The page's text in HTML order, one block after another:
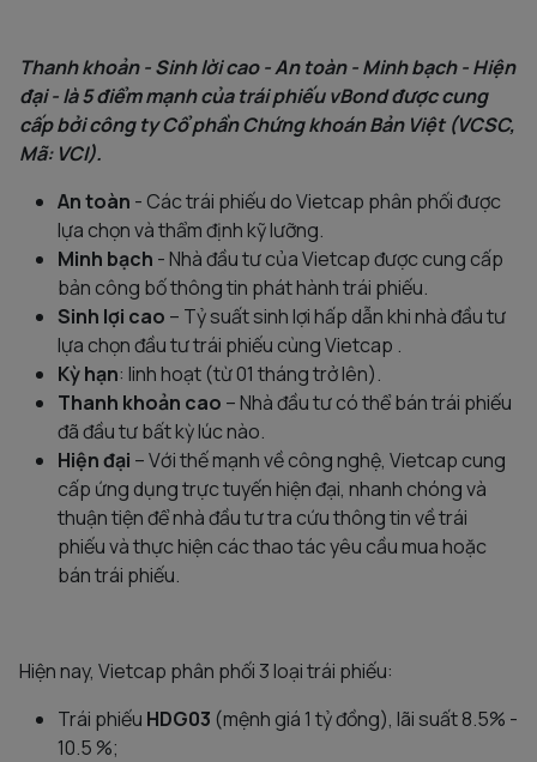
Thanh khoản - Sinh lời cao - An toàn - Minh bạch - Hiện
đại - là 5 điểm mạnh của trái phiếu vBond được cung
cấp bởi công ty Cổ phần Chứng khoán Bản Việt (VCSC,
Mã: VCI).
An toàn - Các trái phiếu do Vietcap phân phối được
lựa chọn và thẩm định kỹ lưỡng.
Minh bạch - Nhà đầu tư của Vietcap được cung cấp
bản công bố thông tin phát hành trái phiếu.
Sinh lợi cao – Tỷ suất sinh lợi hấp dẫn khi nhà đầu tư
lựa chọn đầu tư trái phiếu cùng Vietcap .
Kỳ hạn: linh hoạt (từ 01 tháng trở lên).
Thanh khoản cao – Nhà đầu tư có thể bán trái phiếu
đã đầu tư bất kỳ lúc nào.
Hiện đại – Với thế mạnh về công nghệ, Vietcap cung
cấp ứng dụng trực tuyến hiện đại, nhanh chóng và
thuận tiện để nhà đầu tư tra cứu thông tin về trái
phiếu và thực hiện các thao tác yêu cầu mua hoặc
bán trái phiếu.
Hiện nay, Vietcap phân phối 3 loại trái phiếu:
Trái phiếu HDG03 (mệnh giá 1 tỷ đồng), lãi suất 8.5% -
10.5 %;